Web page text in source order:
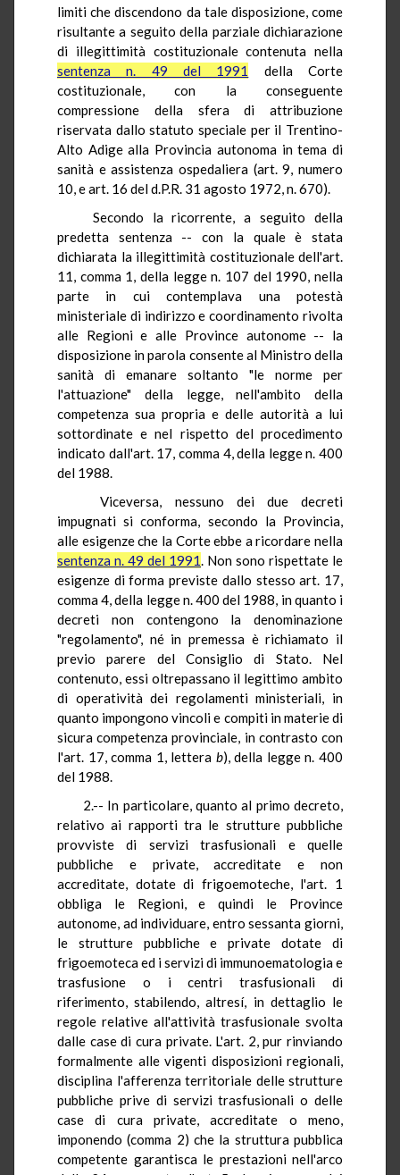
limiti che discendono da tale disposizione, come
risultante a seguito della parziale dichiarazione
di illegittimità costituzionale contenuta nella
sentenza n. 49 del 1991
della Corte
costituzionale, con la conseguente
compressione della sfera di attribuzione
riservata dallo statuto speciale per il Trentino-
Alto Adige alla Provincia autonoma in tema di
sanità e assistenza ospedaliera (art. 9, numero
10, e art. 16 del d.P.R. 31 agosto 1972, n. 670).
Secondo la ricorrente, a seguito della
predetta sentenza -- con la quale è stata
dichiarata la illegittimità costituzionale dell'art.
11, comma 1, della legge n. 107 del 1990, nella
parte in cui contemplava una potestà
ministeriale di indirizzo e coordinamento rivolta
alle Regioni e alle Province autonome -- la
disposizione in parola consente al Ministro della
sanità di emanare soltanto "le norme per
l'attuazione" della legge, nell'ambito della
competenza sua propria e delle autorità a lui
sottordinate e nel rispetto del procedimento
indicato dall'art. 17, comma 4, della legge n. 400
del 1988.
Viceversa, nessuno dei due decreti
impugnati si conforma, secondo la Provincia,
alle esigenze che la Corte ebbe a ricordare nella
sentenza n. 49 del 1991. Non sono rispettate le
esigenze di forma previste dallo stesso art. 17,
comma 4, della legge n. 400 del 1988, in quanto i
decreti non contengono la denominazione
"regolamento", né in premessa è richiamato il
previo parere del Consiglio di Stato. Nel
contenuto, essi oltrepassano il legittimo ambito
di operatività dei regolamenti ministeriali, in
quanto impongono vincoli e compiti in materie di
sicura competenza provinciale, in contrasto con
l'art. 17, comma 1, lettera b), della legge n. 400
del 1988.
2.-- In particolare, quanto al primo decreto,
relativo ai rapporti tra le strutture pubbliche
provviste di servizi trasfusionali e quelle
pubbliche e private, accreditate e non
accreditate, dotate di frigoemoteche, l'art. 1
obbliga le Regioni, e quindi le Province
autonome, ad individuare, entro sessanta giorni,
le strutture pubbliche e private dotate di
frigoemoteca ed i servizi di immunoematologia e
trasfusione o i centri trasfusionali di
riferimento, stabilendo, altresí, in dettaglio le
regole relative all'attività trasfusionale svolta
dalle case di cura private. L'art. 2, pur rinviando
formalmente alle vigenti disposizioni regionali,
disciplina l'afferenza territoriale delle strutture
pubbliche prive di servizi trasfusionali o delle
case di cura private, accreditate o meno,
imponendo (comma 2) che la struttura pubblica
competente garantisca le prestazioni nell'arco